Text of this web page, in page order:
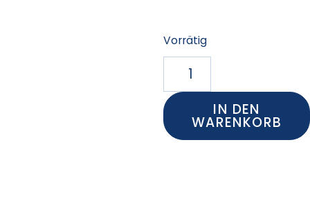
Vorrätig
IN DEN
WARENKORB